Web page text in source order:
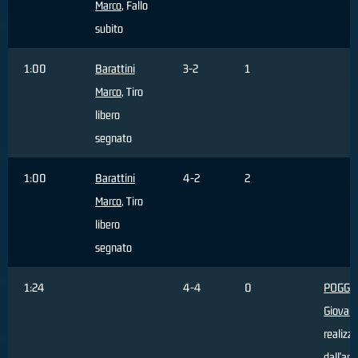
Marco, Fallo
subito
1:00
Barattini
Marco, Tiro
libero
segnato
3-2 1
1:00
Barattini
Marco, Tiro
libero
segnato
4-2 2
1:24 4-4 0
POGGI